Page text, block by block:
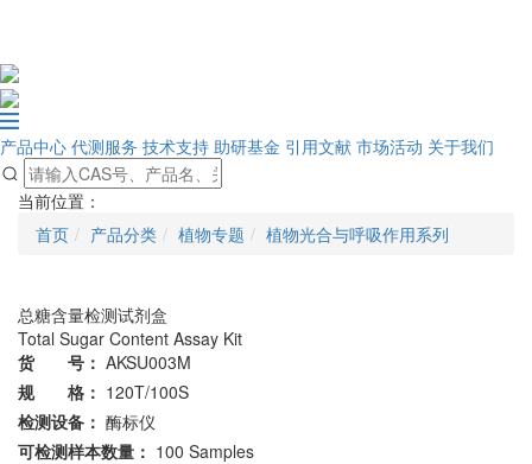
产品中心 代测服务 技术支持 助研基金 引用文献 市场活动 关于我们
当前位置：
首页
产品分类 植物专题 植物光合与呼吸作用系列
总糖含量检测试剂盒
Total Sugar Content Assay Kit
货 号： AKSU003M
规 格： 120T/100S
检测设备： 酶标仪
可检测样本数量： 100 Samples